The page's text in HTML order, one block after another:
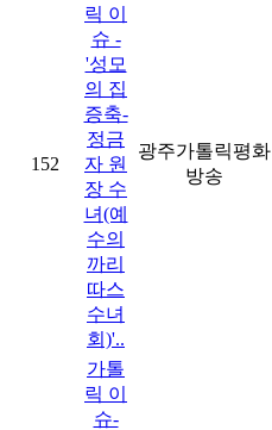
152
릭 이
슈 -
'성모
의 집
증축-
정금
자 원
장 수
녀(예
수의
까리
따스
수녀
회)'..
광주가톨릭평화
방송
가톨
릭 이
슈-